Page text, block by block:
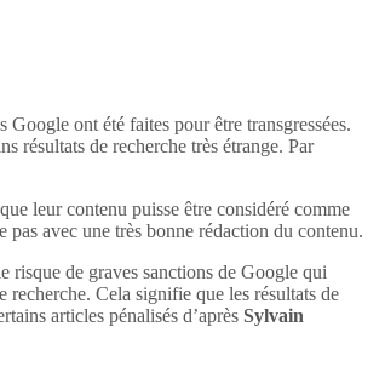
ont été faites pour être transgressées.
résultats de recherche très étrange. Par
leur contenu puisse être considéré comme
avec une très bonne rédaction du contenu.
risque de graves sanctions de Google qui
recherche. Cela signifie que les résultats de
articles pénalisés d’après Sylvain